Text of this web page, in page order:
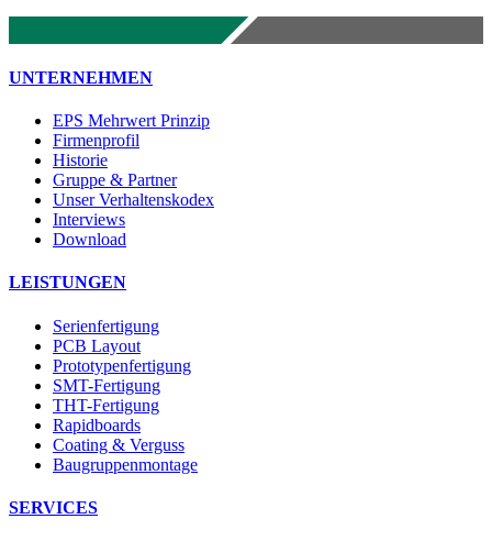
UNTERNEHMEN
EPS Mehrwert Prinzip
Firmenprofil
Historie
Gruppe & Partner
Unser Verhaltenskodex
Interviews
Download
LEISTUNGEN
Serienfertigung
PCB Layout
Prototypenfertigung
SMT-Fertigung
THT-Fertigung
Rapidboards
Coating & Verguss
Baugruppenmontage
SERVICES